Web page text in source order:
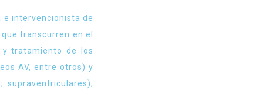
e intervencionista de
transcurren en el
y tratamiento de los
AV, entre otros) y
supraventriculares);